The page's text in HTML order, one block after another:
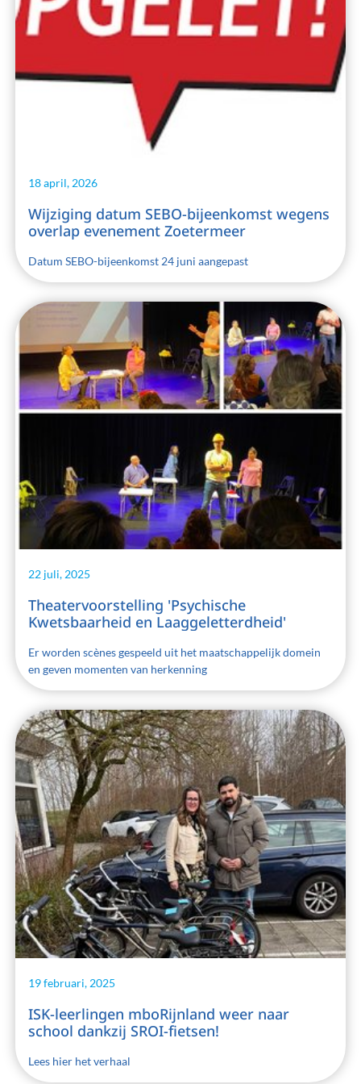
Zoeken
18 april, 2026
Wijziging datum SEBO-bijeenkomst wegens
overlap evenement Zoetermeer
Datum SEBO-bijeenkomst 24 juni aangepast
22 juli, 2025
Theatervoorstelling 'Psychische
Kwetsbaarheid en Laaggeletterdheid'
Er worden scènes gespeeld uit het maatschappelijk domein
en geven momenten van herkenning
19 februari, 2025
ISK-leerlingen mboRijnland weer naar
school dankzij SROI-fietsen!
Lees hier het verhaal